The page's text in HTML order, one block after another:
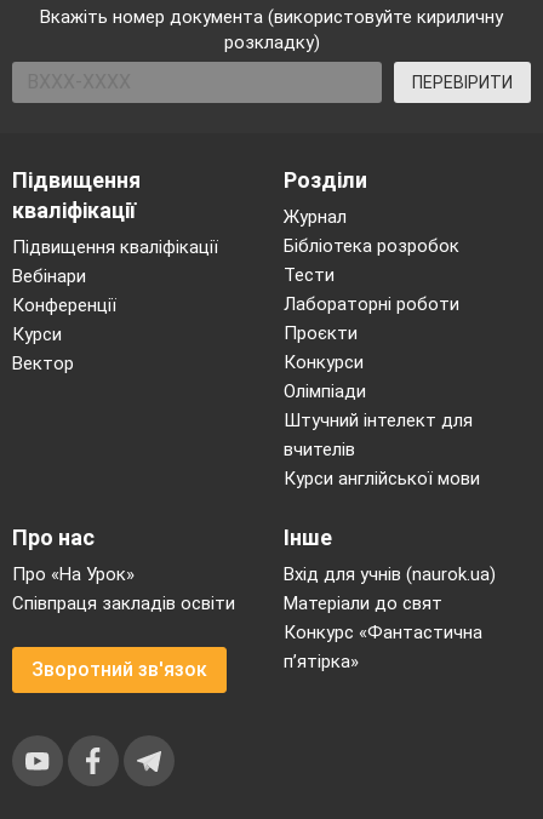
Вкажіть номер документа (використовуйте кириличну
розкладку)
ПЕРЕВІРИТИ
Підвищення
кваліфікації
Підвищення кваліфікації
Вебінари
Конференції
Курси
Вектор
Розділи
Журнал
Бібліотека розробок
Тести
Лабораторні роботи
Проєкти
Конкурси
Олімпіади
Штучний інтелект для
вчителів
Курси англійської мови
Про нас
Про «На Урок»
Співпраця закладів освіти
Зворотний зв'язок
Інше
Вхід для учнів (naurok.ua)
Матеріали до свят
Конкурс «Фантастична
п’ятірка»